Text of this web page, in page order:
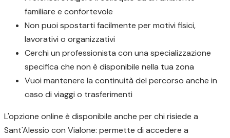
familiare e confortevole
Non puoi spostarti facilmente per motivi fisici,
lavorativi o organizzativi
Cerchi un professionista con una specializzazione
specifica che non è disponibile nella tua zona
Vuoi mantenere la continuità del percorso anche in
caso di viaggi o trasferimenti
L'opzione online è disponibile anche per chi risiede a
Sant'Alessio con Vialone: permette di accedere a